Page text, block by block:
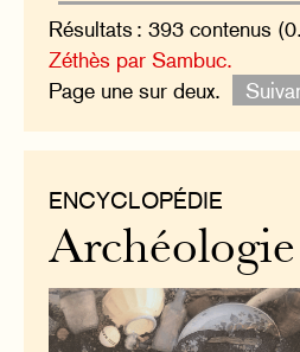
Résultats : 393 contenus
Zéthès par Sambuc.
Page une sur deux.
ENCYCLOPÉDIE
Archéologie